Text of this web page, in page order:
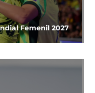
Femenil 2027